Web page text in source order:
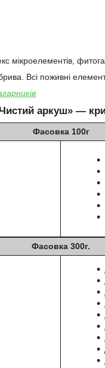
мікроелементів,
Всі поживні
аркуш» —
Фасовка 100г
Фасовка 300г.